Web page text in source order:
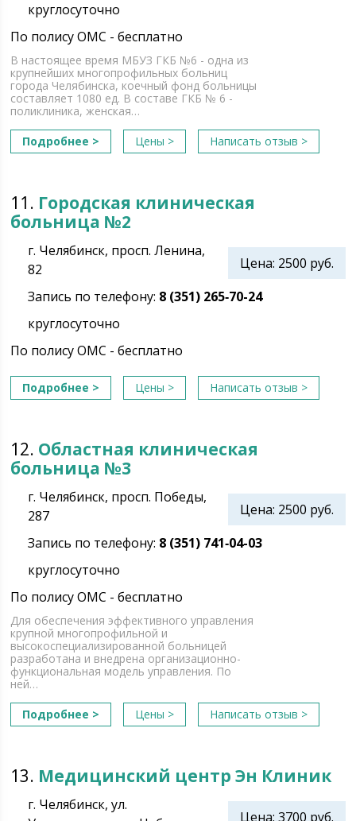
круглосуточно
По полису ОМС - бесплатно
В настоящее время МБУЗ ГКБ №6 - одна из
крупнейших многопрофильных больниц
города Челябинска, коечный фонд больницы
составляет 1080 ед. В составе ГКБ № 6 -
поликлиника, женская…
Подробнее >
Цены > Написать отзыв >
11. Городская клиническая
больница №2
Цена: 2500 руб.
г. Челябинск, просп. Ленина,
82
Запись по телефону: 8 (351) 265‑70-24
круглосуточно
По полису ОМС - бесплатно
Подробнее > Цены > Написать отзыв >
12. Областная клиническая
больница №3
Цена: 2500 руб.
г. Челябинск, просп. Победы,
287
Запись по телефону: 8 (351) 741‑04-03
круглосуточно
По полису ОМС - бесплатно
Для обеспечения эффективного управления
крупной многопрофильной и
высокоспециализированной больницей
разработана и внедрена организационно-
функциональная модель управления. По
ней…
Подробнее >
Цены > Написать отзыв >
13. Медицинский центр Эн Клиник
Цена: 3700 руб.
г. Челябинск, ул.